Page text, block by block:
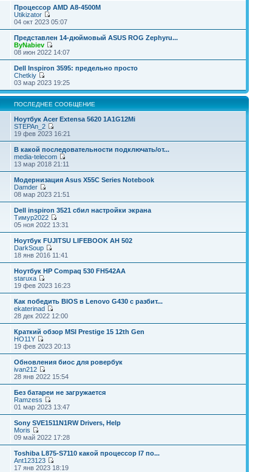
Процессор AMD A8-4500M
Utikizator
04 окт 2023 05:07
Представлен 14-дюймовый ASUS ROG Zephyru...
ByNabiev
08 июн 2022 14:07
Dell Inspiron 3595: предельно просто
Chetkiy
03 мар 2023 19:25
ПОСЛЕДНЕЕ СООБЩЕНИЕ
Ноутбук Acer Extensa 5620 1A1G12Mi
STEPAn_2
19 фев 2023 16:21
В какой последовательности подключать/от...
media-telecom
13 мар 2018 21:11
Модернизация Asus X55C Series Notebook
Damder
08 мар 2023 21:51
Dell inspiron 3521 сбил настройки экрана
Тимур2022
05 ноя 2022 13:31
Ноутбук FUJITSU LIFEBOOK AH 502
DarkSoup
18 янв 2016 11:41
Ноутбук HP Compaq 530 FH542AA
staruxa
19 фев 2023 16:23
Как победить BIOS в Lenovo G430 с разбит...
ekaterinad
28 дек 2022 12:00
Краткий обзор MSI Prestige 15 12th Gen
HO11Y
19 фев 2023 20:13
Обновления биос для ровербук
ivan212
28 янв 2022 15:54
Без батареи не загружается
Ramzess
01 мар 2023 13:47
Sony SVE1511N1RW Drivers, Help
Moris
09 май 2022 17:28
Toshiba L875-S7110 какой процессор I7 по...
Ant123123
17 янв 2023 18:19